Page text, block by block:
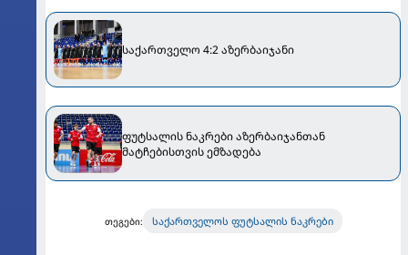
საქართველო 4:2 აზერბაიჯანი
ფუტსალის ნაკრები აზერბაიჯანთან
მატჩებისთვის ემზადება
თეგები: საქართველოს ფუტსალის ნაკრები